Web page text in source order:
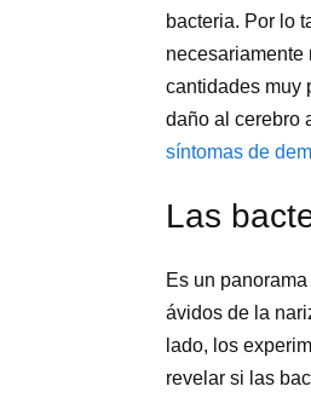
bacteria. Por lo
necesariamente
cantidades muy
daño al cerebro
síntomas de
Las
Es un
ávidos de la
lado, los
revelar si las